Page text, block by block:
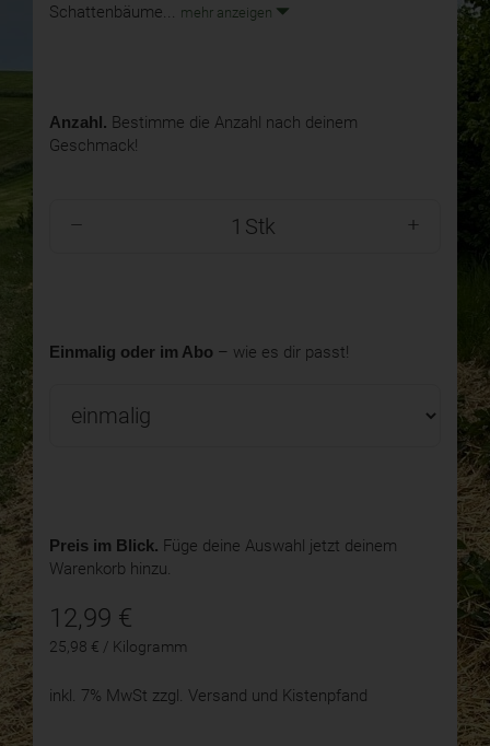
Schattenbäume...
mehr anzeigen
Anzahl. Bestimme die Anzahl nach deinem
Geschmack!
Stk
Einmalig oder im Abo – wie es dir passt!
Preis im Blick. Füge deine Auswahl jetzt deinem
Warenkorb hinzu.
12,99 €
25,98 € / Kilogramm
inkl. 7% MwSt zzgl. Versand und Kistenpfand